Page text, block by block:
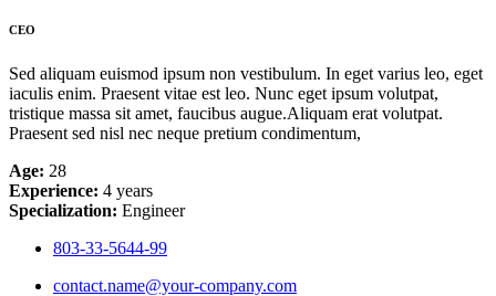
CEO
Sed aliquam euismod ipsum non vestibulum. In eget varius leo, eget
iaculis enim. Praesent vitae est leo. Nunc eget ipsum volutpat,
tristique massa sit amet, faucibus augue.Aliquam erat volutpat.
Praesent sed nisl nec neque pretium condimentum,
Age: 28
Experience: 4 years
Specialization: Engineer
803-33-5644-99
contact.name@your-company.com